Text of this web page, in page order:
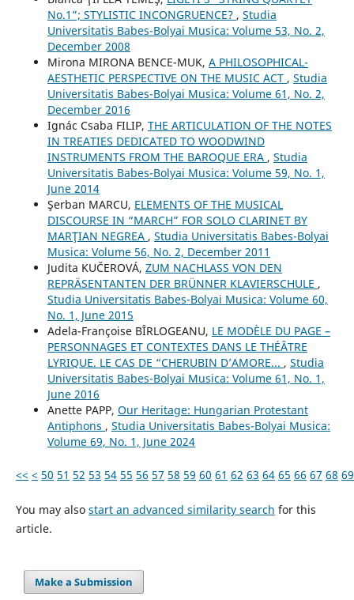
No.1”; STYLISTIC INCONGRUENCE? , Studia
Universitatis Babes-Bolyai Musica: Volume 53, No. 2,
December 2008
Mirona MIRONA BENCE-MUK, A PHILOSOPHICAL-
AESTHETIC PERSPECTIVE ON THE MUSIC ACT , Studia
Universitatis Babes-Bolyai Musica: Volume 61, No. 2,
December 2016
Ignác Csaba FILIP, THE ARTICULATION OF THE NOTES
IN TREATIES DEDICATED TO WOODWIND
INSTRUMENTS FROM THE BAROQUE ERA , Studia
Universitatis Babes-Bolyai Musica: Volume 59, No. 1,
June 2014
Şerban MARCU, ELEMENTS OF THE MUSICAL
DISCOURSE IN “MARCH” FOR SOLO CLARINET BY
MARŢIAN NEGREA , Studia Universitatis Babes-Bolyai
Musica: Volume 56, No. 2, December 2011
Judita KUČEROVÁ, ZUM NACHLASS VON DEN
REPRÄSENTANTEN DER BRÜNNER KLAVIERSCHULE ,
Studia Universitatis Babes-Bolyai Musica: Volume 60,
No. 1, June 2015
Adela-Françoise BÎRLOGEANU, LE MODÈLE DU PAGE –
PERSONNAGES ET CONTEXTES DANS LE THÉÂTRE
LYRIQUE. LE CAS DE “CHERUBIN D’AMORE... , Studia
Universitatis Babes-Bolyai Musica: Volume 61, No. 1,
June 2016
Anette PAPP, Our Heritage: Hungarian Protestant
Antiphons , Studia Universitatis Babes-Bolyai Musica:
Volume 69, No. 1, June 2024
<< < 50 51 52 53 54 55 56 57 58 59 60 61 62 63 64 65 66 67 68 69
You may also start an advanced similarity search for this
article.
Make a Submission